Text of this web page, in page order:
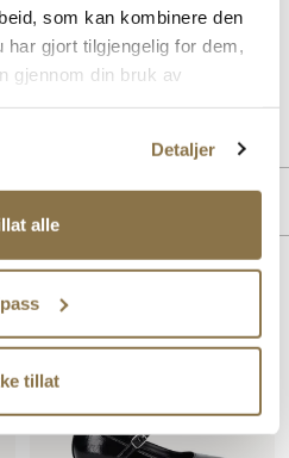
som kan kombinere den
gjort tilgjengelig for dem,
gjennom din bruk av
Detaljer
alle
tillat
hæl. Praktisk borrelåslukning
innersåle for best komfort.
produkter